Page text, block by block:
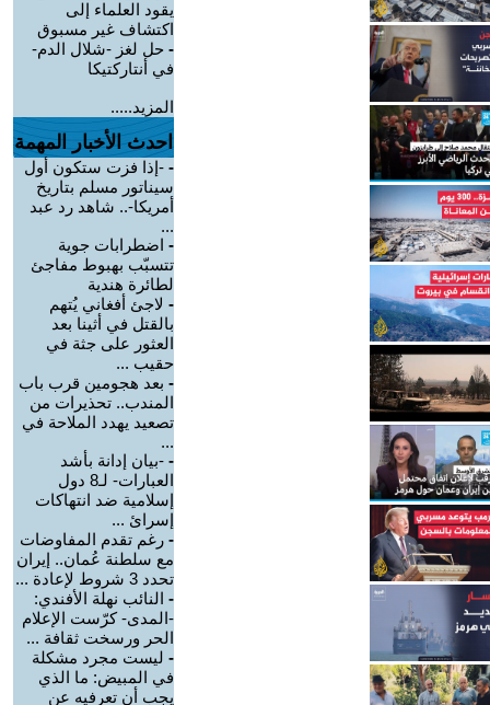
يقود العلماء إلى
اكتشاف غير مسبوق
- حل لغز -شلال الدم-
في أنتاركتيكا
المزيد.....
احدث الأخبار المهمة
- -إذا فزت ستكون أول
سيناتور مسلم بتاريخ
أمريكا-.. شاهد رد عبد
...
- اضطرابات جوية
تتسبّب بهبوط مفاجئ
لطائرة هندية
- لاجئ أفغاني يُتهم
بالقتل في أثينا بعد
العثور على جثة في
حقيب ...
- بعد هجومين قرب باب
المندب.. تحذيرات من
تصعيد يهدد الملاحة في
...
- -بيان إدانة بأشد
العبارات- لـ8 دول
إسلامية ضد انتهاكات
إسرائ ...
- رغم تقدم المفاوضات
مع سلطنة عُمان.. إيران
تحدد 3 شروط لإعادة ...
- النائب نهلة الأفندي:
-المدى- كرّست الإعلام
الحر ورسخت ثقافة ...
- ليست مجرد مشكلة
في المبيض: ما الذي
يجب أن تعرفيه عن